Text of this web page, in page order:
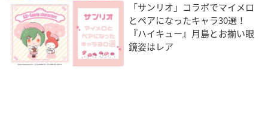
「サンリオ」コラボでマイメロ
とペアになったキャラ30選！
『ハイキュー』月島とお揃い眼
鏡姿はレア